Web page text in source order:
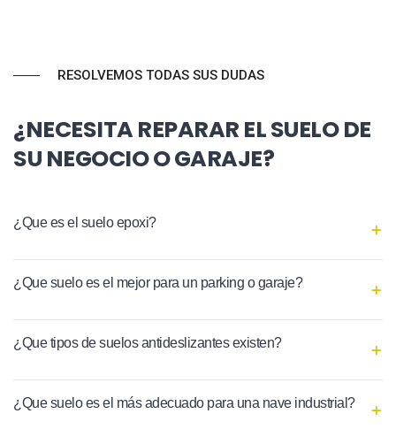
RESOLVEMOS TODAS SUS DUDAS
¿NECESITA REPARAR EL SUELO DE
SU NEGOCIO O GARAJE?
¿Que es el suelo epoxi?
¿Que suelo es el mejor para un parking o garaje?
¿Que tipos de suelos antideslizantes existen?
¿Que suelo es el más adecuado para una nave industrial?